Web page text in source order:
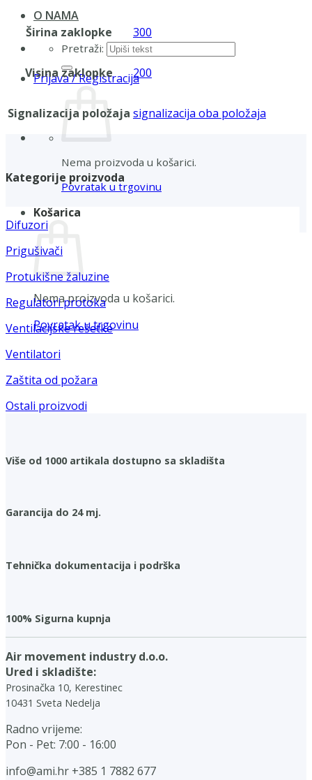
O NAMA
Pretraži:
Prijava / Registracija
Nema proizvoda u košarici.
Povratak u trgovinu
Košarica
Nema proizvoda u košarici.
Povratak u trgovinu
Širina zaklopke 300
Visina zaklopke 200
Signalizacija položaja signalizacija oba položaja
Kategorije proizvoda
Difuzori
Prigušivači
Protukišne žaluzine
Regulatori protoka
Ventilacijske rešetke
Ventilatori
Zaštita od požara
Ostali proizvodi
Više od 1000 artikala dostupno sa skladišta
Garancija do 24 mj.
Tehnička dokumentacija i podrška
100% Sigurna kupnja
Air movement industry d.o.o.
Ured i skladište:
Prosinačka 10, Kerestinec
10431 Sveta Nedelja
Radno vrijeme:
Pon - Pet: 7:00 - 16:00
info@ami.hr +385 1 7882 677